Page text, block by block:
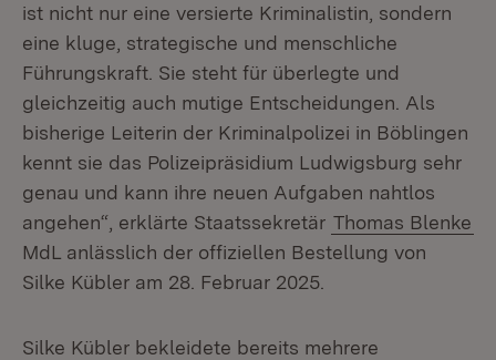
ist nicht nur eine versierte Kriminalistin, sondern
eine kluge, strategische und menschliche
Führungskraft. Sie steht für überlegte und
gleichzeitig auch mutige Entscheidungen. Als
bisherige Leiterin der Kriminalpolizei in Böblingen
kennt sie das Polizeipräsidium Ludwigsburg sehr
genau und kann ihre neuen Aufgaben nahtlos
angehen“, erklärte Staatssekretär Thomas Blenke
MdL anlässlich der offiziellen Bestellung von
Silke Kübler am 28. Februar 2025.
Silke Kübler bekleidete bereits mehrere